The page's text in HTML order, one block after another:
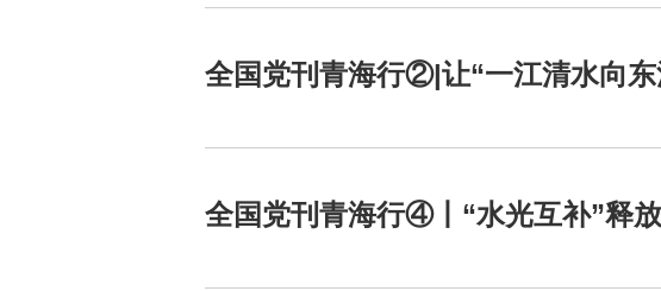
全国党刊青海行②|让“一江清水向东
全国党刊青海行④丨“水光互补”释